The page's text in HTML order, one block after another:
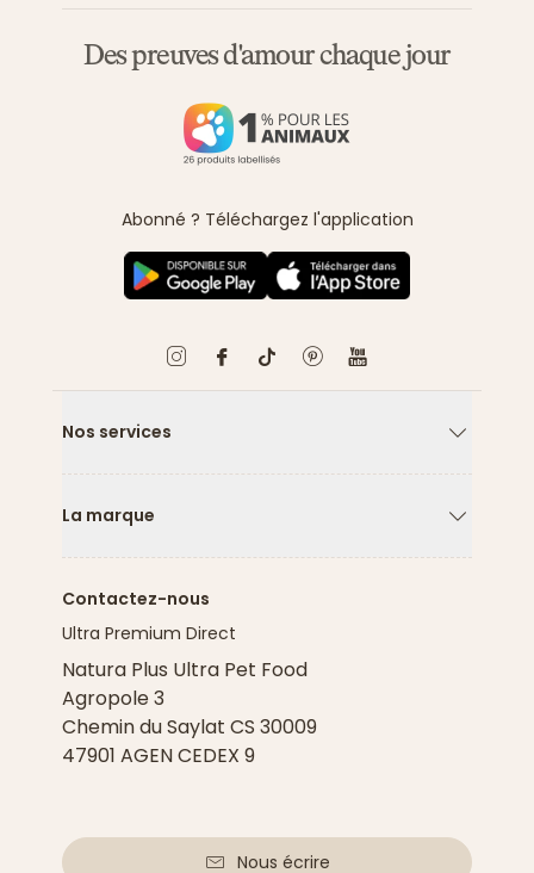
Des preuves d'amour chaque jour
Abonné ? Téléchargez l'application
Nos services
La marque
Contactez-nous
Ultra Premium Direct
Natura Plus Ultra Pet Food
Agropole 3
Chemin du Saylat CS 30009
47901 AGEN CEDEX 9
Nous écrire